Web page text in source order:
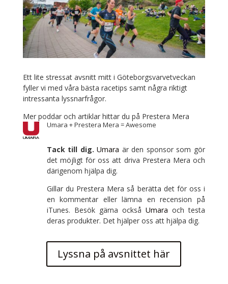
Ett lite stressat avsnitt mitt i Göteborgsvarvetveckan
fyller vi med våra bästa racetips samt några riktigt
intressanta lyssnarfrågor.
Mer poddar och artiklar hittar du på Prestera Mera
Umara + Prestera Mera = Awesome
Tack till dig. Umara är den sponsor som gör
det möjligt för oss att driva Prestera Mera och
därigenom hjälpa dig.
Gillar du Prestera Mera så berätta det för oss i
en kommentar eller lämna en recension på
iTunes. Besök gärna också Umara och testa
deras produkter. Det hjälper oss att hjälpa dig.
Lyssna på avsnittet här